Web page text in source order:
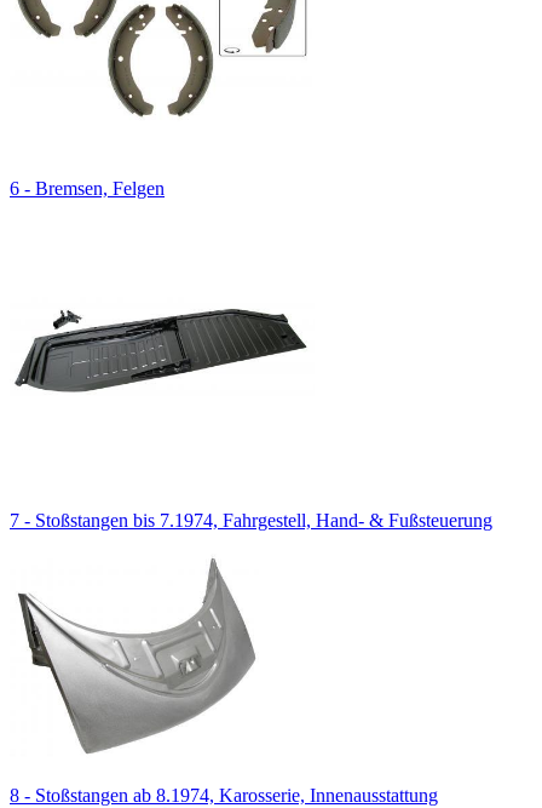
6 - Bremsen, Felgen
7 - Stoßstangen bis 7.1974, Fahrgestell, Hand- & Fußsteuerung
8 - Stoßstangen ab 8.1974, Karosserie, Innenausstattung